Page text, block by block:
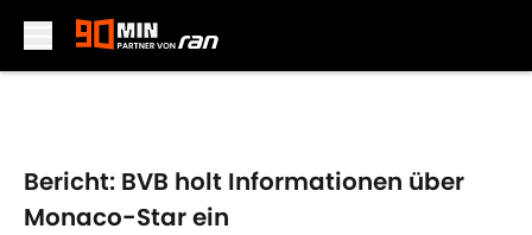
Bericht: BVB holt Informationen über
Monaco-Star ein